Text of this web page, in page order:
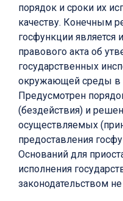
порядок и сроки их
качеству. Конечным
госфункции является
правового акта об
государственных
окружающей среды в
Предусмотрен
(бездействия) и
осуществляемых
предоставления
Оснований для
исполнения
законодательством